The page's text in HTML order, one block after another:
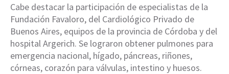
Cabe destacar la participación de especialistas de la
Fundación Favaloro, del Cardiológico Privado de
Buenos Aires, equipos de la provincia de Córdoba y del
hospital Argerich. Se lograron obtener pulmones para
emergencia nacional, hígado, páncreas, riñones,
córneas, corazón para válvulas, intestino y huesos.